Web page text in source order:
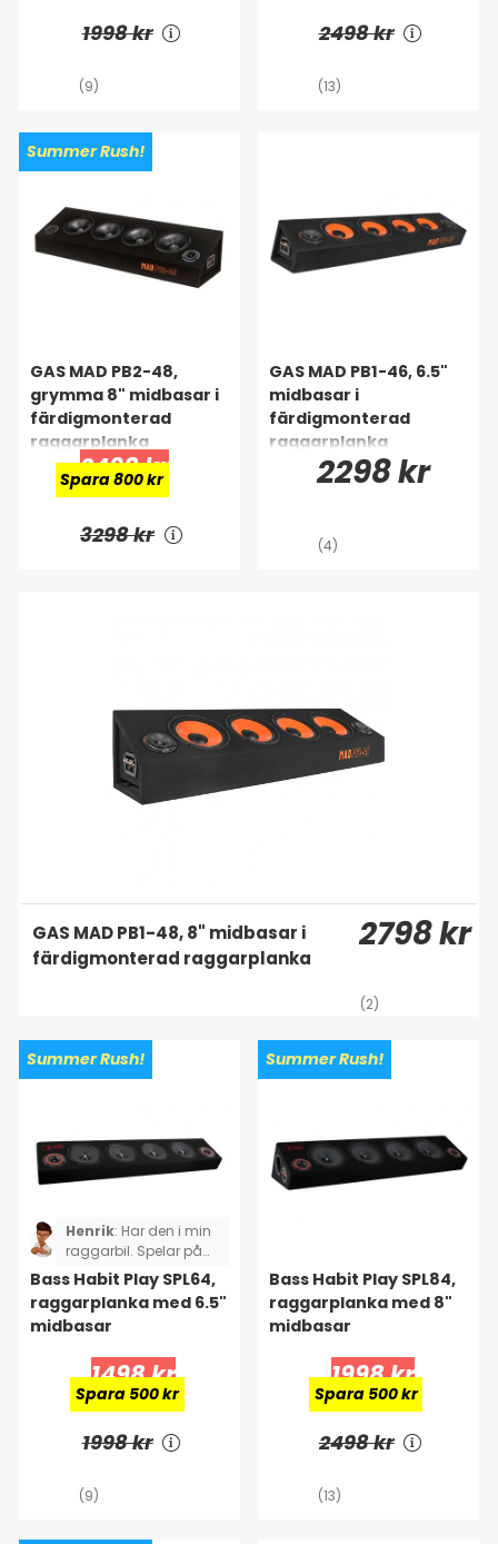
1998 kr
(9)
2498 kr
(13)
Summer Rush!
GAS MAD PB2-48,
grymma 8" midbasar i
färdigmonterad
raggarplanka
2498 kr
Spara 800 kr
3298 kr
GAS MAD PB1-46, 6.5"
midbasar i
färdigmonterad
raggarplanka
2298 kr
(4)
GAS MAD PB1-48, 8" midbasar i
färdigmonterad raggarplanka
2798 kr
(2)
Summer Rush!
Henrik: Har den i min
raggarbil. Spelar på
bra med 400w Bass
habit slutsteg till.
Bass Habit Play SPL64,
raggarplanka med 6.5"
midbasar
1498 kr
Spara 500 kr
1998 kr
(9)
Summer Rush!
Bass Habit Play SPL84,
raggarplanka med 8"
midbasar
1998 kr
Spara 500 kr
2498 kr
(13)